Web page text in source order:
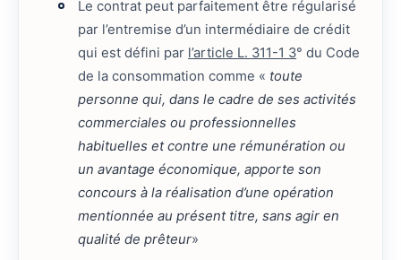
Le contrat peut parfaitement être régularisé
par l’entremise d’un intermédiaire de crédit
qui est défini par l’article L. 311-1 3° du Code
de la consommation comme « toute
personne qui, dans le cadre de ses activités
commerciales ou professionnelles
habituelles et contre une rémunération ou
un avantage économique, apporte son
concours à la réalisation d’une opération
mentionnée au présent titre, sans agir en
qualité de prêteur»